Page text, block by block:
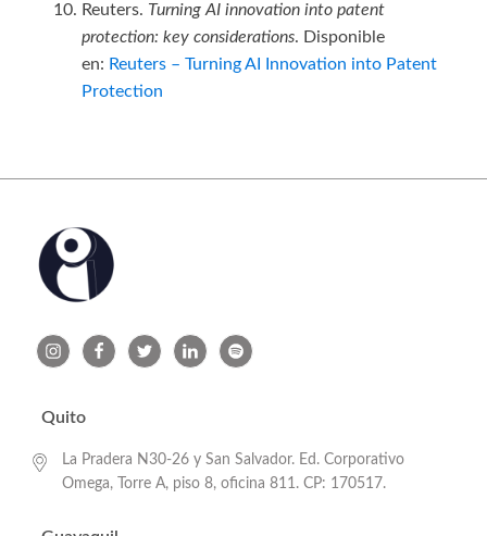
Reuters. Turning AI innovation into patent
protection: key considerations. Disponible
en: Reuters – Turning AI Innovation into Patent
Protection
Quito
La Pradera N30-26 y San Salvador. Ed. Corporativo
Omega, Torre A, piso 8, oficina 811. CP: 170517.